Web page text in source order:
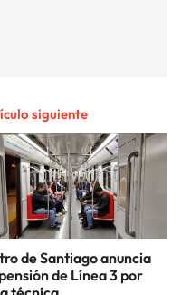
siguiente
de Santiago anuncia
de Línea 3 por